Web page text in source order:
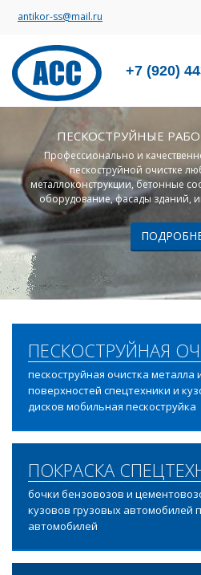
antikor-ss@mail.ru
+7 (920)
ПЕСКОСТРУЙНЫЕ
Профессионально и
пескоструйной очистке
металлоконструкции, бетонные
оборудование, фасады зданий,
ПЕСКОСТРУЙНАЯ
пескоструйная очистка металла
поверхностей спецтехники и
дисков мобильная пескоструйка
ПОКРАСКА
бочки бензовозов и
кузовов грузовых автомобилей
автомобилей